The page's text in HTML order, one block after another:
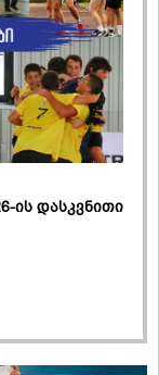
ის დასკვნითი